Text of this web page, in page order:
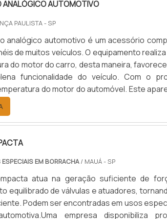
ser utilizada em centrífugas,
de máquinas, em máquinas de papel,
de moldagem, além de trabalhos de curtume,
outros.guias para união rotativa DE
União Rotativa é uma empresa com
é capaz de atender a nível nacional.
de seus clientes, atende os mais
com sua alta qualidade e profissionalismo.
Brasil, logo não estão sujeitas a bruscas
a maior garantia do mercado e
ANALÓGICO AUTOMOTIVO
PAULISTA - SP
analógico automotivo é um acessório
de muitos veículos. O equipamento
do motor do carro, desta maneira,
funcionalidade do veículo. Com o
do motor do automóvel. Este
alocados no painel do carro.Um produto é
conjunto de indicadores de diversos tipos
ESPECIAIS EM BORRACHA/ MAUÁ - SP
atua na geração suficiente de
equilibrado de válvulas e atuadores,
Podem ser encontradas em usos
empresa disponibiliza